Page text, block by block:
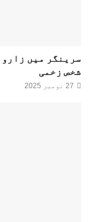
سرینگر میں
شخص زخمی